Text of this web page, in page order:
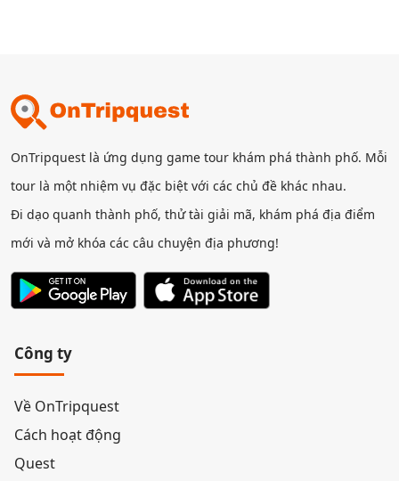
OnTripquest là ứng dụng game tour khám phá thành phố. Mỗi
tour là một nhiệm vụ đặc biệt với các chủ đề khác nhau.
Đi dạo quanh thành phố, thử tài giải mã, khám phá địa điểm
mới và mở khóa các câu chuyện địa phương!
Công ty
Về OnTripquest
Cách hoạt động
Quest